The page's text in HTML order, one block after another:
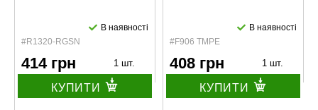
#R1320-RGSN
В наявності
414 грн 1 шт.
КУПИТИ
#F906 TMPE
В наявності
408 грн 1 шт.
КУПИТИ